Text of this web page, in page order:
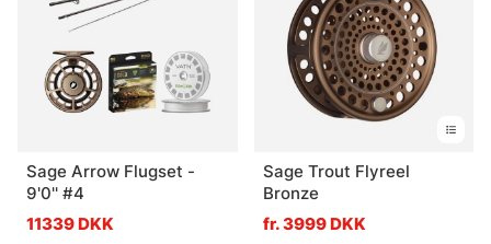
Sage Arrow Flugset -
9'0'' #4
11339 DKK
Sage Trout Flyreel
Bronze
fr. 3999 DKK